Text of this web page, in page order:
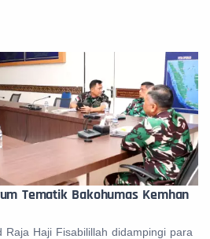
Tematik Bakohumas Kemhan
Raja Haji Fisabilillah didampingi para